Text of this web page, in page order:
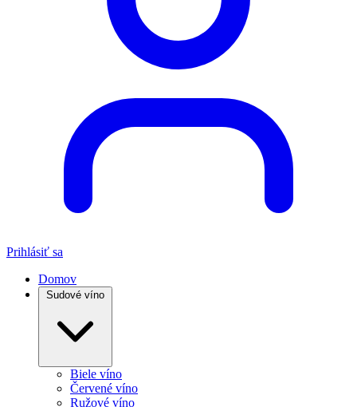
Prihlásiť sa
Domov
Sudové víno
Biele víno
Červené víno
Ružové víno